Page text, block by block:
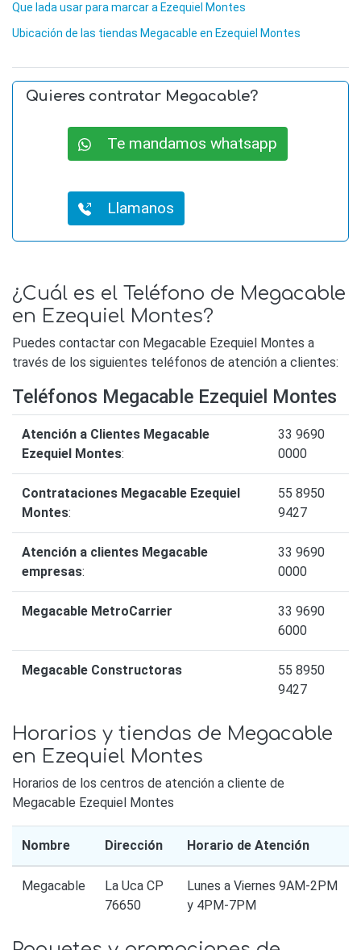
Que lada usar para marcar a Ezequiel Montes
Ubicación de las tiendas Megacable en Ezequiel Montes
Quieres contratar Megacable?
Te mandamos whatsapp
Llamanos
¿Cuál es el Teléfono de Megacable
en Ezequiel Montes?
Puedes contactar con Megacable Ezequiel Montes a
través de los siguientes teléfonos de atención a clientes:
Teléfonos Megacable Ezequiel Montes
Atención a Clientes Megacable
Ezequiel Montes:
33 9690
0000
Contrataciones Megacable Ezequiel
Montes:
55 8950
9427
Atención a clientes Megacable
empresas:
33 9690
0000
Megacable MetroCarrier
33 9690
6000
Megacable Constructoras
55 8950
9427
Horarios y tiendas de Megacable
en Ezequiel Montes
Horarios de los centros de atención a cliente de
Megacable Ezequiel Montes
Nombre Dirección Horario de Atención
Megacable
La Uca CP
76650
Lunes a Viernes 9AM-2PM
y 4PM-7PM